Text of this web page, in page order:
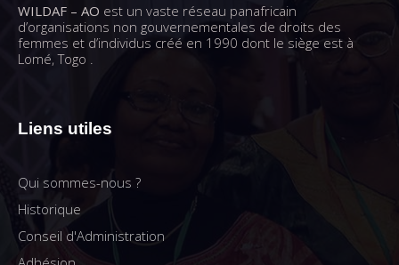
WILDAF – AO est un vaste réseau panafricain
d’organisations non gouvernementales de droits des
femmes et d’individus créé en 1990 dont le siège est à
Lomé, Togo .
Liens utiles
Qui sommes-nous ?
Historique
Conseil d'Administration